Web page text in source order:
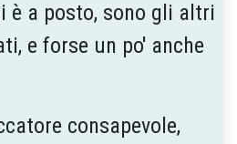
è a posto, sono gli altri
e forse un po' anche
consapevole,